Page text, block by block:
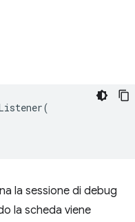
(
la sessione di debug
la scheda viene